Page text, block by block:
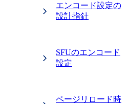
エンコード設定の
設計指針
SFUのエンコード
設定
ページリロード時